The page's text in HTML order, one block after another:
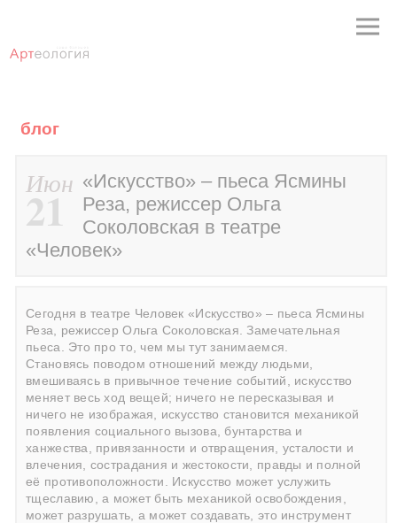
блог
Июн
21
«Искусство» – пьеса Ясмины
Реза, режиссер Ольга
Соколовская в театре
«Человек»
Сегодня в театре Человек «Искусство» – пьеса Ясмины
Реза, режиссер Ольга Соколовская. Замечательная
пьеса. Это про то, чем мы тут занимаемся.
Становясь поводом отношений между людьми,
вмешиваясь в привычное течение событий, искусство
меняет весь ход вещей; ничего не пересказывая и
ничего не изображая, искусство становится механикой
появления социального вызова, бунтарства и
ханжества, привязанности и отвращения, усталости и
влечения, сострадания и жестокости, правды и полной
её противоположности. Искусство может услужить
тщеславию, а может быть механикой освобождения,
может разрушать, а может создавать, это инструмент